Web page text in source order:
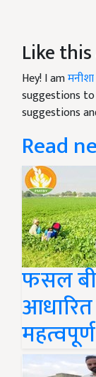
Like
Hey! I amमनीशा
suggestions
suggestions
Read
फसल